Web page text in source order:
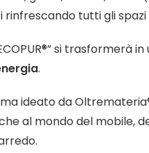
rinfrescando tutti gli
si trasformerà in
.
ideato da
al mondo del